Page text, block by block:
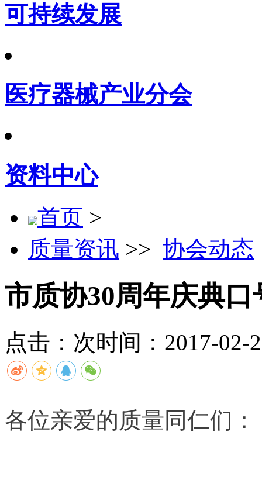
可持续发展
医疗器械产业分会
资料中心
首页 >
质量资讯 >> 协会动态
市质协30周年庆典
点击： 次时间：2017-02-
各位亲爱的质量同仁们：